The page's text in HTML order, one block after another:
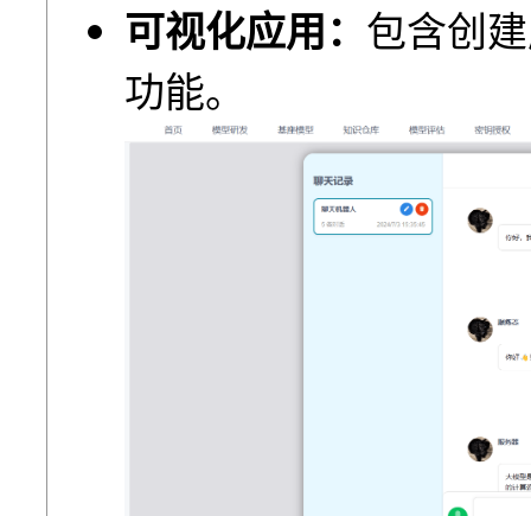
可视化应用： 包含创
功能。